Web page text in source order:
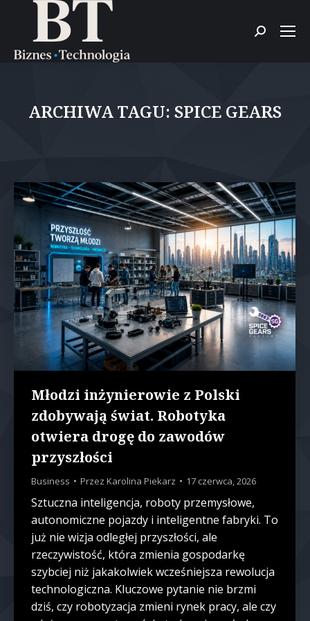
Szukaj:
ARCHIWA TAGU: SPICE GEARS
Młodzi inżynierowie z Polski
zdobywają świat. Robotyka
otwiera drogę do zawodów
przyszłości
Business Przez Karolina Piekarz 17 czerwca, 2026
Sztuczna inteligencja, roboty przemysłowe,
autonomiczne pojazdy i inteligentne fabryki. To
już nie wizja odległej przyszłości, ale
rzeczywistość, która zmienia gospodarkę
szybciej niż jakakolwiek wcześniejsza rewolucja
technologiczna. Kluczowe pytanie nie brzmi
dziś, czy robotyzacja zmieni rynek pracy, ale czy